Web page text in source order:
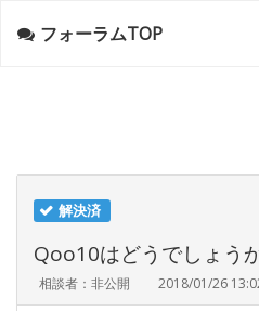
フォーラムTOP
解決済
Qoo10はどうでしょう
相談者：非公開 2018/01/26